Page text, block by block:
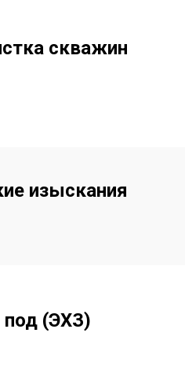
скважин
изыскания
под (ЭХЗ)